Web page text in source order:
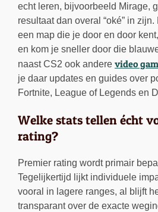
echt leren, bijvoorbeeld Mirage,
resultaat dan overal “oké” in
een map die je door en door
en kom je sneller door die
naast CS2 ook andere video
je daar updates en guides over
Fortnite, League of Legends en
Welke stats tellen écht
rating?
Premier rating wordt primair
Tegelijkertijd lijkt individuele
vooral in lagere ranges, al blijft
transparant over de exacte